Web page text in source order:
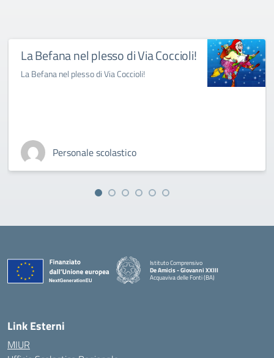
La Befana nel plesso di Via Coccioli!
La Befana nel plesso di Via Coccioli!
Personale scolastico
Istituto Comprensivo
De Amicis - Giovanni XXIII
Acquaviva delle Fonti (BA)
— Visita la pagina iniziale della scuola
Link Esterni
MIUR